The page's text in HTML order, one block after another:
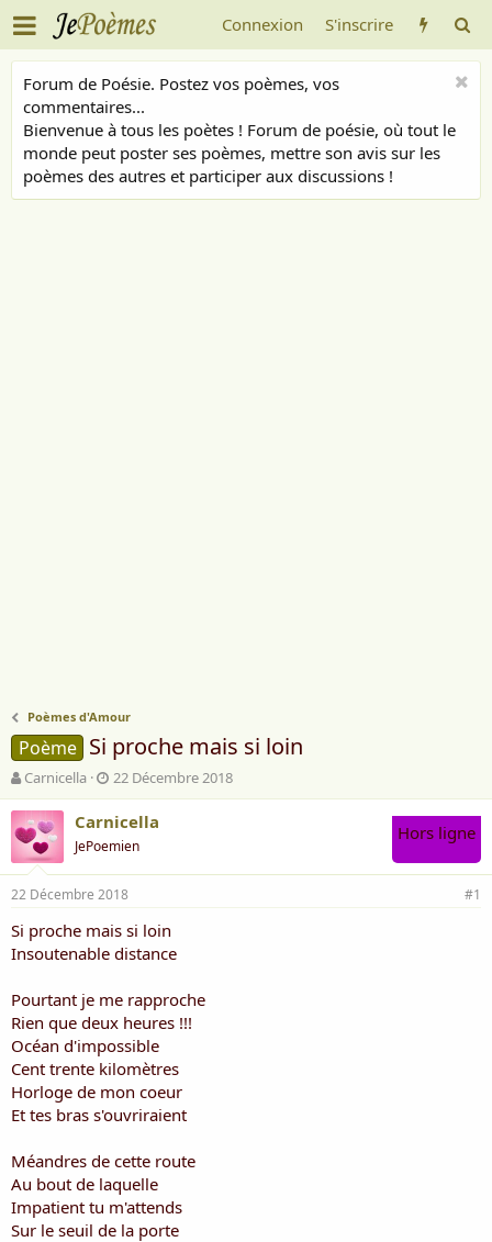
Connexion S'inscrire
Forum de Poésie. Postez vos poèmes, vos
commentaires...
Bienvenue à tous les poètes ! Forum de poésie, où tout le
monde peut poster ses poèmes, mettre son avis sur les
poèmes des autres et participer aux discussions !
Poèmes d'Amour
Poème Si proche mais si loin
A
u
t
e
u
r
d
e
a
i
s
c
u
s
s
i
n
Carnicella
D
a
t
d
e
d
é
b
u
22 Décembre 2018
Carnicella
JePoemien
Hors ligne
22 Décembre 2018 #1
Si proche mais si loin
Insoutenable distance
Pourtant je me rapproche
Rien que deux heures !!!
Océan d'impossible
Cent trente kilomètres
Horloge de mon coeur
Et tes bras s'ouvriraient
Méandres de cette route
Au bout de laquelle
Impatient tu m'attends
Sur le seuil de la porte